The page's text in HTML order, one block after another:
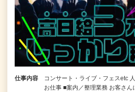
仕事内容
コンサート・ライブ・フェスetc
お仕事 ■案内／整理業務 お客さ